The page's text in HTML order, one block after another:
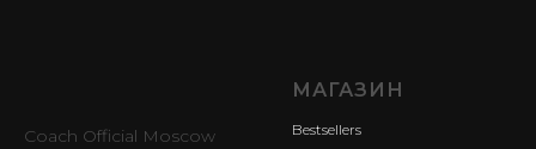
Coach Official Moscow
МАГАЗИН
Bestsellers